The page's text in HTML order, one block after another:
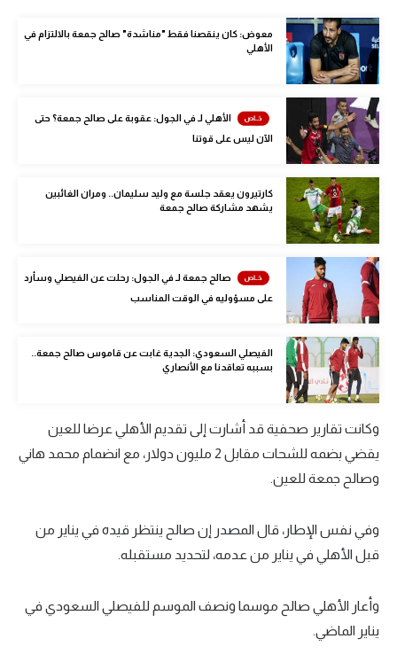
كرة سلة
كرة يد
الوطن العربي
في المونديال
رياضة نسائية
آسيا
أمريكا
ركن الألعاب
أقسام خاصة
Gamers
ميركاتو
تحقيق في الجول
تحليل في الجول
حكايات في الجول
كويز في الجول
فيديو في الجول
معوض: كان ينقصنا فقط "مناشدة" صالح جمعة بالالتزام في
الأهلي
الأهلي لـ في الجول: عقوبة على صالح جمعة؟ حتى
الآن ليس على قوتنا
كارتيرون يعقد جلسة مع وليد سليمان.. ومران الغائبين
يشهد مشاركة صالح جمعة
صالح جمعة لـ في الجول: رحلت عن الفيصلي وسأرد
على مسؤوليه في الوقت المناسب
الفيصلي السعودي: الجدية غابت عن قاموس صالح جمعة..
بسببه تعاقدنا مع الأنصاري
وكانت تقارير صحفية قد أشارت إلى تقديم الأهلي عرضا للعين
يقضي بضمه للشحات مقابل 2 مليون دولار، مع انضمام محمد هاني
وصالح جمعة للعين.
وفي نفس الإطار، قال المصدر إن صالح ينتظر قيده في يناير من
قبل الأهلي في يناير من عدمه، لتحديد مستقبله.
وأعار الأهلي صالح موسما ونصف الموسم للفيصلي السعودي في
يناير الماضي.